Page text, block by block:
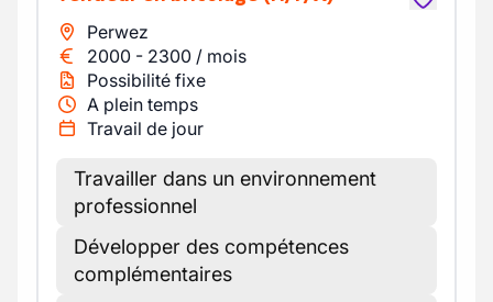
Perwez
2000 - 2300 / mois
Possibilité fixe
A plein temps
Travail de jour
Travailler dans un environnement
professionnel
Développer des compétences
complémentaires